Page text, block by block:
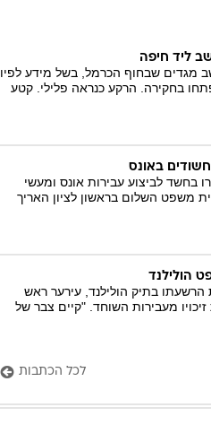
ליד חיפה
מגדים שבחוף הכרמל, בשל מידע לפיו
בחקירה. הרקע כנראה פלילי. קטע
באונס
דן בן 26 ותושב השרון בן 23 נעצרו בחשד לביצוע עבירות אונס ומעשי
משפט השלום בראשון לציון האריך
הולילנד
בתיק הולילנד, עירער ראש
מעבירות השוחד. "קיים צבר של
לכל הכתבות